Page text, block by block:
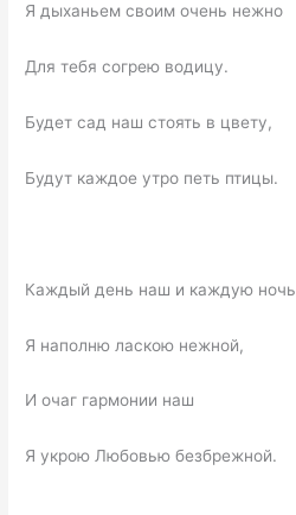
Я дыханьем своим очень нежно
Для тебя согрею водицу.
Будет сад наш стоять в цвету,
Будут каждое утро петь птицы.
Каждый день наш и каждую ночь
Я наполню ласкою нежной,
И очаг гармонии наш
Я укрою Любовью безбрежной.